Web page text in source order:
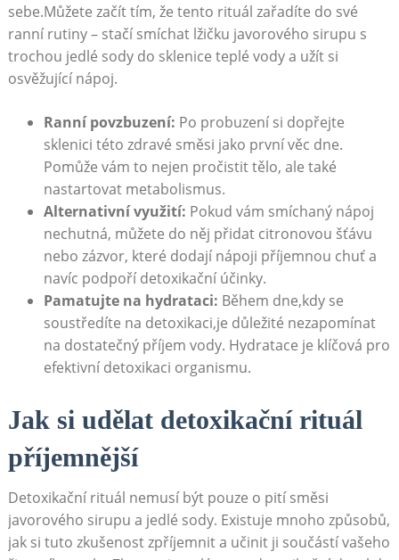
sebe.Můžete začít tím, že tento​ rituál zařadíte do své
ranní rutiny – stačí smíchat ‍lžičku ⁢javorového sirupu s
trochou jedlé sody⁣ do ⁢sklenice⁤ teplé vody a užít‍ si
osvěžující ⁤nápoj.
Ranní povzbuzení: Po ⁢probuzení si dopřejte
sklenici ⁤této‌ zdravé směsi jako první věc dne.
Pomůže vám to nejen pročistit tělo, ​ale také
⁢nastartovat metabolismus.
Alternativní využití: Pokud vám smíchaný nápoj
nechutná, můžete do něj přidat‌ citronovou šťávu
⁤nebo zázvor, které⁢ dodají ⁣nápoji příjemnou chuť a
navíc podpoří detoxikační ⁢účinky.
Pamatujte na hydrataci: ⁤Během dne,kdy ‍se
soustředíte na detoxikaci,je důležité ‌nezapomínat
na dostatečný ‍příjem vody. ‌Hydratace je ‍klíčová pro
​efektivní ⁤detoxikaci ‍organismu.
Jak si udělat detoxikační ‍rituál
příjemnější
Detoxikační ​rituál nemusí být pouze o‍ pití směsi
javorového⁣ sirupu a jedlé sody. Existuje mnoho ⁢způsobů,
⁤jak si tuto zkušenost zpříjemnit ⁢a učinit ji součástí vašeho